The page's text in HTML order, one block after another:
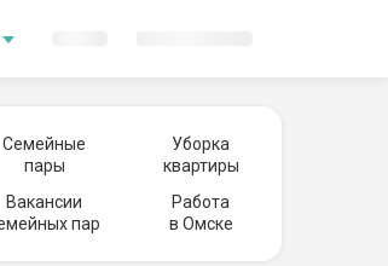
Семейные
пары
Уборка
квартиры
Вакансии
пар
Работа
в Омске